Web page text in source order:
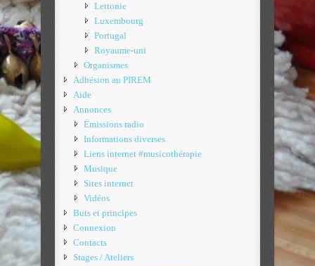
Lettonie
Luxembourg
Portugal
Royaume-uni
Organismes
Adhésion au PIREM
Aide
Annonces
Émissions radio
Informations diverses
Liens internet #musicothérapie
Musique
Sites internet
Vidéos
Buts et principes
Connexion
Contacts
Stages / Ateliers